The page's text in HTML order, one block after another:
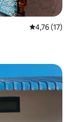
5 üzerinden
4,76 (17)